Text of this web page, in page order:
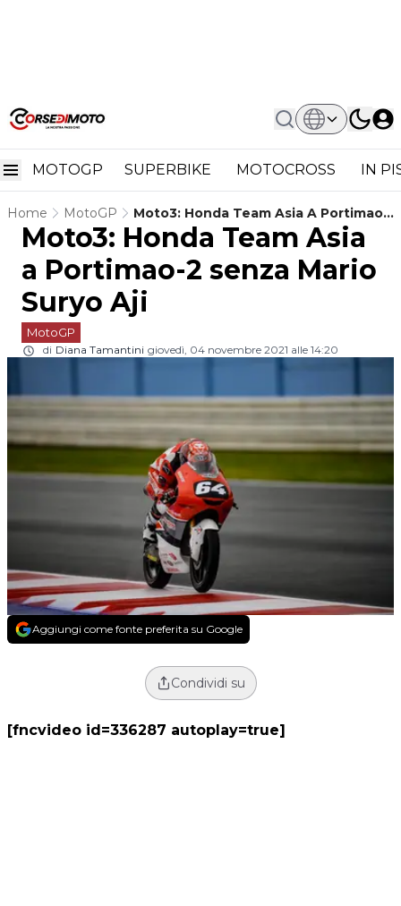
MOTOGP SUPERBIKE MOTOCROSS IN
Home MotoGP
Moto3: Honda Team Asia A Portimao-
2 Senza Mario Suryo Aji
Moto3: Honda Team Asia
a Portimao-2 senza Mario
Suryo Aji
MotoGP
di Diana Tamantini giovedì, 04 novembre 2021 alle 14:20
Aggiungi come fonte preferita su Google
Condividi su
[fncvideo id=336287 autoplay=true]